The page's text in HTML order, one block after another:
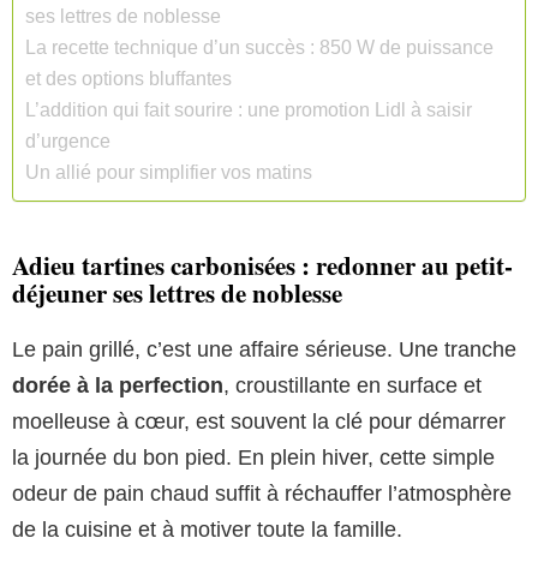
ses lettres de noblesse
La recette technique d’un succès : 850 W de puissance
et des options bluffantes
L’addition qui fait sourire : une promotion Lidl à saisir
d’urgence
Un allié pour simplifier vos matins
Adieu tartines carbonisées : redonner au petit-
déjeuner ses lettres de noblesse
Le pain grillé, c’est une affaire sérieuse. Une tranche
dorée à la perfection, croustillante en surface et
moelleuse à cœur, est souvent la clé pour démarrer
la journée du bon pied. En plein hiver, cette simple
odeur de pain chaud suffit à réchauffer l’atmosphère
de la cuisine et à motiver toute la famille.